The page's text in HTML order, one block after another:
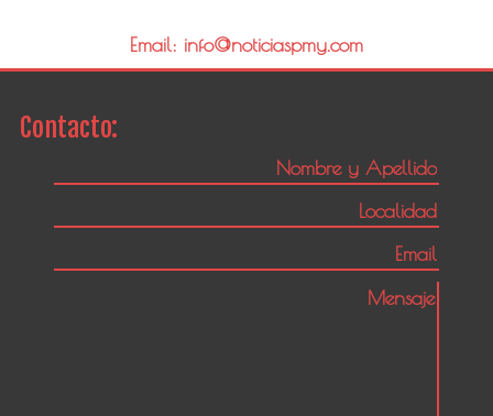
Email: info@noticiaspmy.com
Contacto: